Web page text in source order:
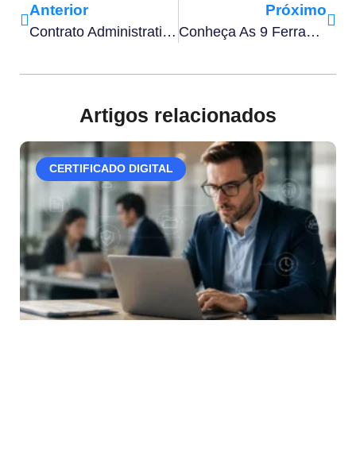
Anterior
Contrato Administrativo: Conceito, Tipos E Lei Que Rege No Brasil
Próximo
Conheça As 9 Ferramentas De Gestão De Processos Para Usar Na Sua Empresa
Artigos relacionados
CERTIFICADO DIGITAL